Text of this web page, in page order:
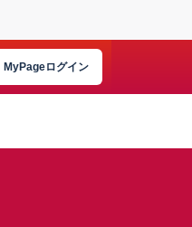
MyPageログイン